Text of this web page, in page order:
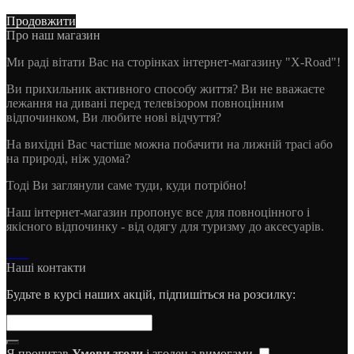
Продовжити
Про наш магазин
Ми раді вітати Вас на сторінках інтернет-магазину "X-Road"!
Ви прихильник активного способу життя? Ви не вважаєте
лежання на дивані перед телевізором повноцінним
відпочинком, Ви любите нові відчуття?
На вихідні Вас частіше можна побачити на лижній трасі або
на природі, ніж удома?
Тоді Ви заглянули саме туди, куди потрібно!
Наш інтернет-магазин пропонує все для повноцінного і
якісного відпочинку - від одягу для туризму до аксесуарів.
Наші контакти
Будьте в курсі наших акцій, підпишіться на розсилку: